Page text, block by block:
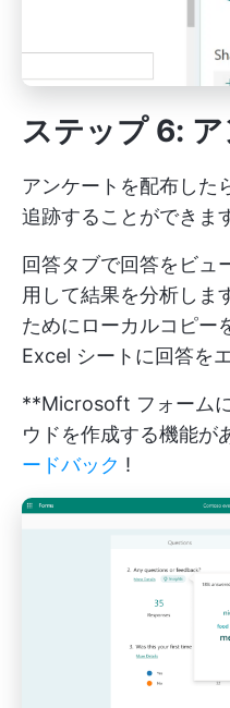
ステップ 6:
アンケートを配布した
追跡することができま
回答タブで回答をビュ
用して結果を分析しま
ためにローカルコピー
Excel シートに回答を
**Microsoft フォーム
ウドを作成する機能が
ードバック !